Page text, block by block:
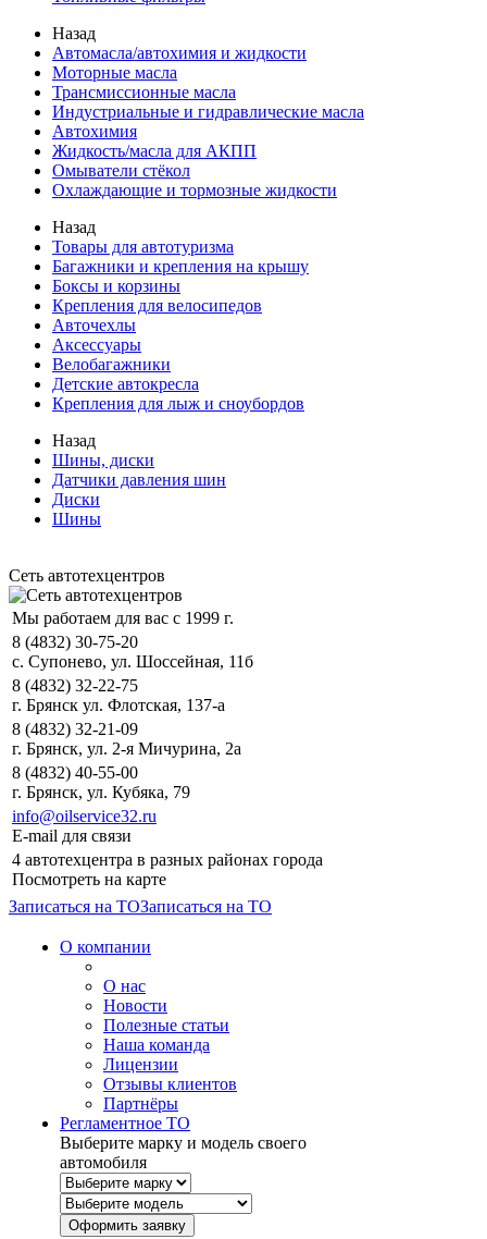
Назад
Автомасла/автохимия и жидкости
Моторные масла
Трансмиссионные масла
Индустриальные и гидравлические масла
Автохимия
Жидкость/масла для АКПП
Омыватели стёкол
Охлаждающие и тормозные жидкости
Назад
Товары для автотуризма
Багажники и крепления на крышу
Боксы и корзины
Крепления для велосипедов
Авточехлы
Аксессуары
Велобагажники
Детские автокресла
Крепления для лыж и сноубордов
Назад
Шины, диски
Датчики давления шин
Диски
Шины
Сеть автотехцентров
Мы работаем для вас с 1999 г.
8 (4832) 30-75-20
с. Супонево, ул. Шоссейная, 11б
8 (4832) 32-22-75
г. Брянск ул. Флотская, 137-а
8 (4832) 32-21-09
г. Брянск, ул. 2-я Мичурина, 2а
8 (4832) 40-55-00
г. Брянск, ул. Кубяка, 79
info@oilservice32.ru
E-mail для связи
4 автотехцентра в разных районах города
Посмотреть на карте
Записаться на ТОЗаписаться на ТО
О компании
О нас
Новости
Полезные статьи
Наша команда
Лицензии
Отзывы клиентов
Партнёры
Регламентное ТО
Выберите марку и модель своего
автомобиля